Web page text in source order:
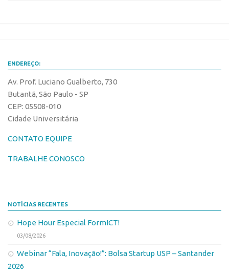
Inovação em Números
Propriedade Intelectual
Formas de Proteção
Como solicitar
Portal do Inventor
ENDEREÇO:
Av. Prof. Luciano Gualberto, 730
Butantã, São Paulo - SP
CEP: 05508-010
Cidade Universitária
CONTATO EQUIPE
TRABALHE CONOSCO
NOTÍCIAS RECENTES
Hope Hour Especial FormICT!
03/08/2026
Webinar “Fala, Inovação!”: Bolsa Startup USP – Santander
2026